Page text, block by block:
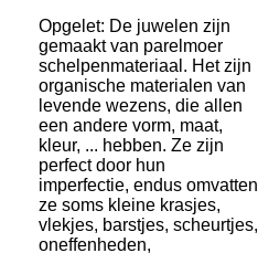
Opgelet: De juwelen zijn
gemaakt van parelmoer
schelpenmateriaal. Het zijn
organische materialen van
levende wezens, die allen
een andere vorm, maat,
kleur, ... hebben. Ze zijn
perfect door hun
imperfectie, endus omvatten
ze soms kleine krasjes,
vlekjes, barstjes, scheurtjes,
oneffenheden,